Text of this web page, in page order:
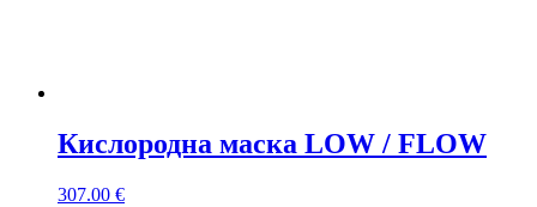
Кислородна маска LOW / FLOW
307.00 €